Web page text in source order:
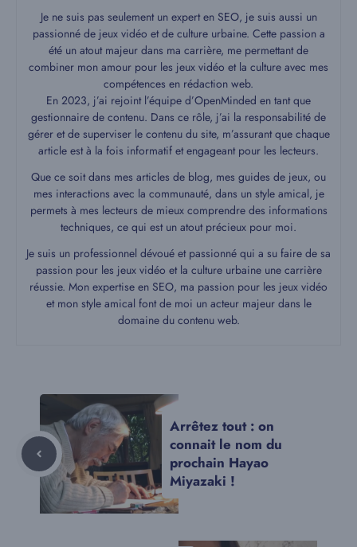
Je ne suis pas seulement un expert en SEO, je suis aussi un
passionné de jeux vidéo et de culture urbaine. Cette passion a
été un atout majeur dans ma carrière, me permettant de
combiner mon amour pour les jeux vidéo et la culture avec mes
compétences en rédaction web.
En 2023, j’ai rejoint l’équipe d’OpenMinded en tant que
gestionnaire de contenu. Dans ce rôle, j’ai la responsabilité de
gérer et de superviser le contenu du site, m’assurant que chaque
article est à la fois informatif et engageant pour les lecteurs.
Que ce soit dans mes articles de blog, mes guides de jeux, ou
mes interactions avec la communauté, dans un style amical, je
permets à mes lecteurs de mieux comprendre des informations
techniques, ce qui est un atout précieux pour moi.
Je suis un professionnel dévoué et passionné qui a su faire de sa
passion pour les jeux vidéo et la culture urbaine une carrière
réussie. Mon expertise en SEO, ma passion pour les jeux vidéo
et mon style amical font de moi un acteur majeur dans le
domaine du contenu web.
Arrêtez tout : on
connait le nom du
prochain Hayao
Miyazaki !